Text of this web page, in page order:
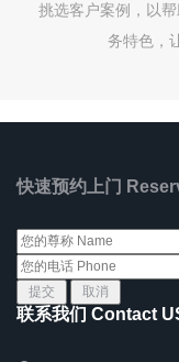
挑选客户案例，以
务特色，
快速预约上门
联系我们 Contact